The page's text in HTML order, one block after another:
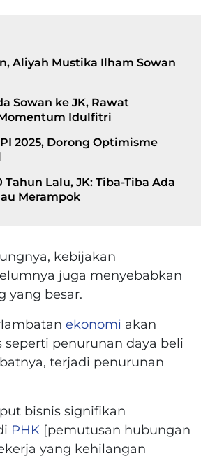
Aliyah Mustika Ilham Sowan
Sowan ke JK, Rawat
Idulfitri
2025, Dorong Optimisme
Lalu, JK: Tiba-Tiba Ada
Merampok
kebijakan
juga menyebabkan
yang besar.
ekonomi akan
seperti penurunan daya beli
terjadi penurunan
bisnis signifikan
PHK [pemutusan hubungan
yang kehilangan